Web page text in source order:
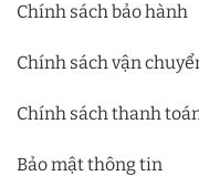
Chính sách bảo hành
Chính sách vận
Chính sách thanh
Bảo mật thông tin